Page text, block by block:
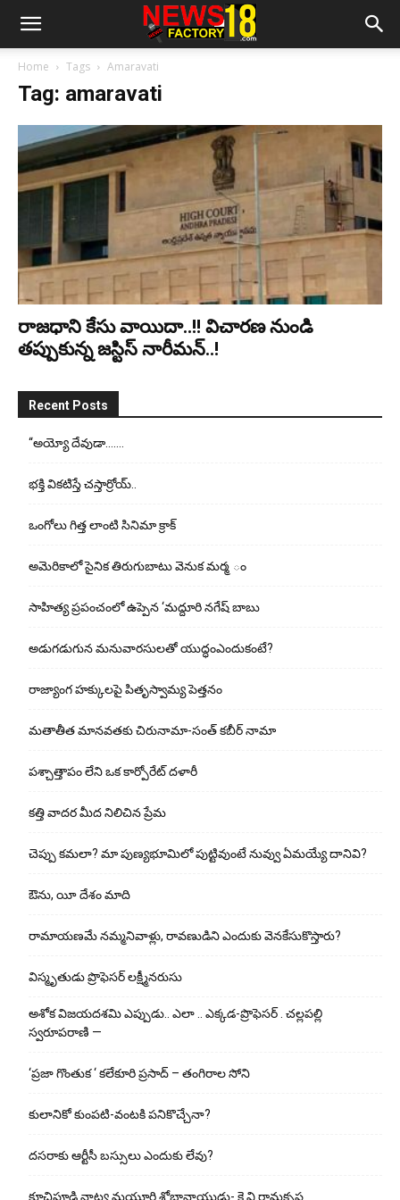
Home Tags Amaravati
Tag: amaravati
రాజధాని కేసు వాయిదా..!! విచారణ నుండి
తప్పుకున్న జస్టిస్ నారీమన్..!
Recent Posts
“అయ్యో దేవుడా…….
భ‌క్తి విక‌టిస్తే చ‌స్తార్రోయ్‌..
ఒంగోలు గిత్త లాంటి సినిమా క్రాక్
అమెరికాలో సైనిక తిరుగుబాటు వెనుక మర్మ ం
సాహిత్య ప్రపంచంలో ఉప్పెన ‘మద్దూరి నగేష్ బాబు
అడుగ‌డుగున మ‌నువార‌సుల‌తో యుద్ధంఎందుకంటే?
రాజ్యాంగ హక్కులపై పితృస్వామ్య పెత్తనం
మతాతీత మానవతకు చిరునామా-సంత్ కబీర్ నామా
పశ్చాత్తాపం లేని ఒక కార్పోరేట్ దళారీ
కత్తి వాదర మీద నిలిచిన ప్రేమ
చెప్పు క‌మ‌లా? మా పుణ్యభూమిలో పుట్టివుంటే నువ్వు ఏమయ్యే దానివి?
ఔను, యీ దేశం మాది
రామాయణమే నమ్మనివాళ్లు, రావణుడిని ఎందుకు వెనకేసుకొస్తారు?
విస్మృతుడు ప్రొఫెసర్ లక్ష్మీనరుసు
అశోక విజ‌య‌ద‌శ‌మి ఎప్పుడు.. ఎలా .. ఎక్క‌డ‌-ప్రొఫెసర్ . చల్లపల్లి
స్వరూపరాణి —
‘ప్రజా గొంతుక ‘ కలేకూరి ప్రసాద్ – తంగిరాల సోని
కులానికో కుంప‌టి-వంట‌కి ప‌నికొచ్చేనా?
ద‌స‌రాకు ఆర్టీసీ బ‌స్సులు ఎందుకు లేవు?
కూచిపూడి నాట్య మ‌యూరి శోభానాయుడు- కె.వి.రామకృష్ణ